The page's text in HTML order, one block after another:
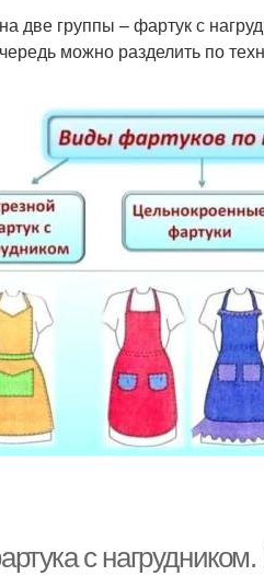
две группы – фартук с
можно разделить по
с